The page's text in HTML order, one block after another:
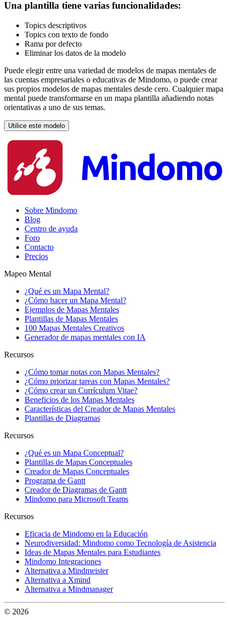
Una plantilla tiene varias funcionalidades:
Topics descriptivos
Topics con texto de fondo
Rama por defecto
Eliminar los datos de la modelo
Puede elegir entre una variedad de modelos de mapas mentales de
las cuentas empresariales o educativas de Mindomo, o puede crear
sus propios modelos de mapas mentales desde cero. Cualquier mapa
mental puede transformarse en un mapa plantilla añadiendo notas
orientativas a uno de sus temas.
Utilice este modelo
Sobre Mindomo
Blog
Centro de ayuda
Foro
Contacto
Precios
Mapeo Mental
¿Qué es un Mapa Mental?
¿Cómo hacer un Mapa Mental?
Ejemplos de Mapas Mentales
Plantillas de Mapas Mentales
100 Mapas Mentales Creativos
Generador de mapas mentales con IA
Recursos
¿Cómo tomar notas con Mapas Mentales?
¿Cómo priorizar tareas con Mapas Mentales?
¿Cómo crear un Currículum Vitae?
Beneficios de los Mapas Mentales
Características del Creador de Mapas Mentales
Plantillas de Diagramas
Recursos
¿Qué es un Mapa Conceptual?
Plantillas de Mapas Conceptuales
Creador de Mapas Conceptuales
Programa de Gantt
Creador de Diagramas de Gantt
Mindomo para Microsoft Teams
Recursos
Eficacia de Mindomo en la Educación
Neurodiversidad: Mindomo como Tecnología de Asistencia
Ideas de Mapas Mentales para Estudiantes
Mindomo Integraciones
Alternativa a Mindmeister
Alternativa a Xmind
Alternativa a Mindmanager
© 2026